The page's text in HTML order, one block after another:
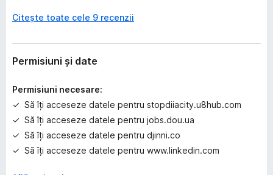
n
ă
e
a
u
ă
r
Citește toate cele 9 recenzii
Permisiuni și date
Permisiuni necesare:
Să îți acceseze datele pentru stopdiiacity.u8hub.com
Să îți acceseze datele pentru jobs.dou.ua
Să îți acceseze datele pentru djinni.co
Să îți acceseze datele pentru www.linkedin.com